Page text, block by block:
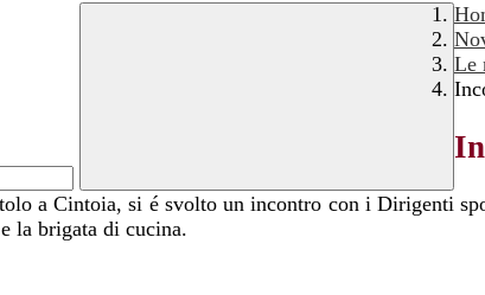
Le
a Cintoia, si é svolto un incontro con i Dirigenti
la brigata di cucina.